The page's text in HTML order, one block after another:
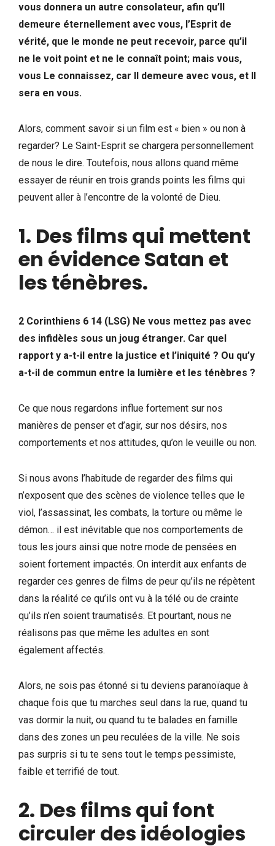
vous donnera un autre consolateur, afin qu’Il
demeure éternellement avec vous, l’Esprit de
vérité, que le monde ne peut recevoir, parce qu’il
ne le voit point et ne le connaît point; mais vous,
vous Le connaissez, car Il demeure avec vous, et Il
sera en vous.
Alors, comment savoir si un film est « bien » ou non à
regarder? Le Saint-Esprit se chargera personnellement
de nous le dire. Toutefois, nous allons quand même
essayer de réunir en trois grands points les films qui
peuvent aller à l’encontre de la volonté de Dieu.
1. Des films qui mettent
en évidence Satan et
les ténèbres.
2 Corinthiens 6 14 (LSG) Ne vous mettez pas avec
des infidèles sous un joug étranger. Car quel
rapport y a-t-il entre la justice et l’iniquité ? Ou qu’y
a-t-il de commun entre la lumière et les ténèbres ?
Ce que nous regardons influe fortement sur nos
manières de penser et d’agir, sur nos désirs, nos
comportements et nos attitudes, qu’on le veuille ou non.
Si nous avons l’habitude de regarder des films qui
n’exposent que des scènes de violence telles que le
viol, l’assassinat, les combats, la torture ou même le
démon… il est inévitable que nos comportements de
tous les jours ainsi que notre mode de pensées en
soient fortement impactés. On interdit aux enfants de
regarder ces genres de films de peur qu’ils ne répètent
dans la réalité ce qu’ils ont vu à la télé ou de crainte
qu’ils n’en soient traumatisés. Et pourtant, nous ne
réalisons pas que même les adultes en sont
également affectés.
Alors, ne sois pas étonné si tu deviens paranoïaque à
chaque fois que tu marches seul dans la rue, quand tu
vas dormir la nuit, ou quand tu te balades en famille
dans des zones un peu reculées de la ville. Ne sois
pas surpris si tu te sens tout le temps pessimiste,
faible et terrifié de tout.
2. Des films qui font
circuler des idéologies